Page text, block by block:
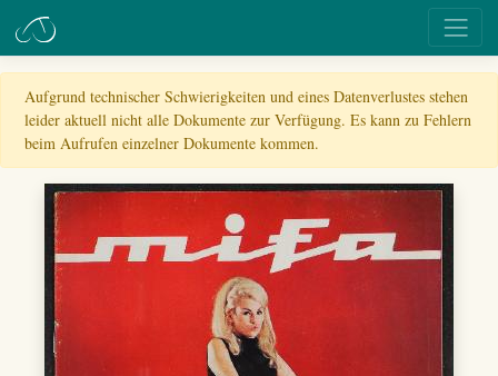
Aufgrund technischer Schwierigkeiten und eines Datenverlustes stehen
leider aktuell nicht alle Dokumente zur Verfügung. Es kann zu Fehlern
beim Aufrufen einzelner Dokumente kommen.